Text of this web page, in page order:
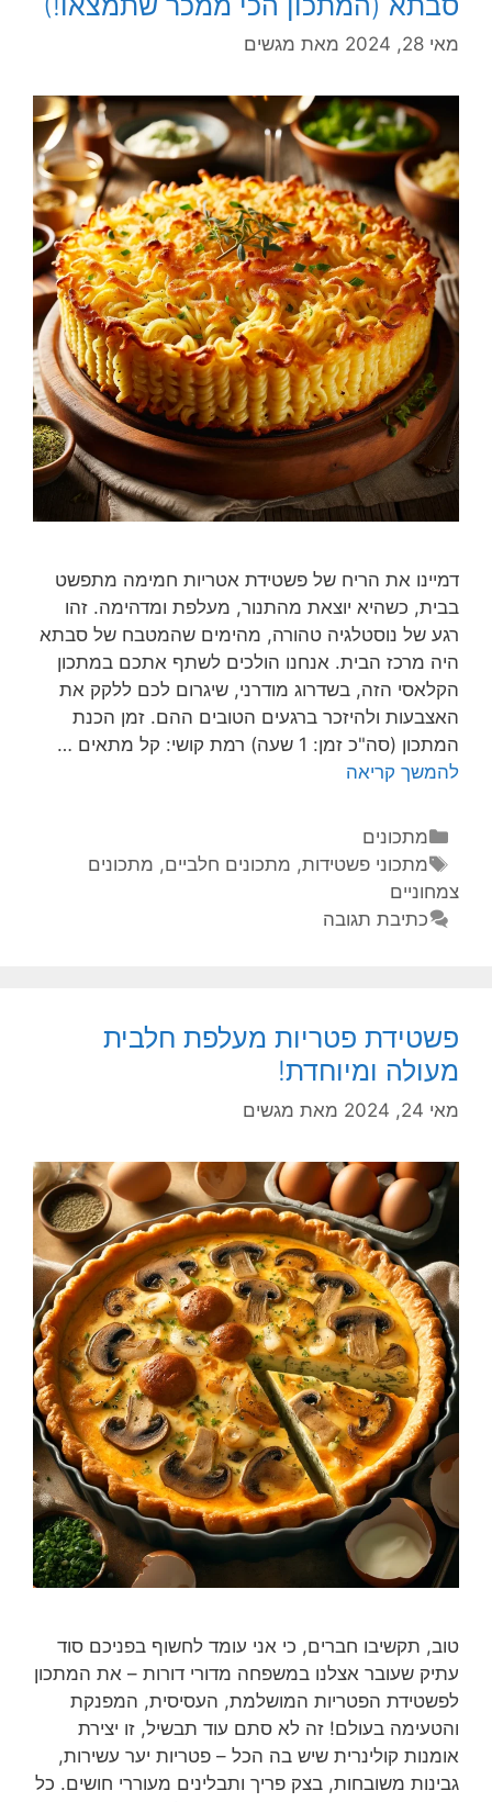
מאי 28, 2024 מאת מגשים
דמיינו את הריח של פשטידת אטריות חמימה מתפשט
בבית, כשהיא יוצאת מהתנור, מעלפת ומדהימה. זהו
רגע של נוסטלגיה טהורה, מהימים שהמטבח של סבתא
היה מרכז הבית. אנחנו הולכים לשתף אתכם במתכון
הקלאסי הזה, בשדרוג מודרני, שיגרום לכם ללקק את
האצבעות ולהיזכר ברגעים הטובים ההם. זמן הכנת
המתכון (סה"כ זמן: 1 שעה) רמת קושי: קל מתאים …
להמשך קריאה
מתכונים
מתכוני פשטידות, מתכונים חלביים, מתכונים
צמחוניים
כתיבת תגובה
פשטידת פטריות מעלפת חלבית
מעולה ומיוחדת!
מאי 24, 2024 מאת מגשים
טוב, תקשיבו חברים, כי אני עומד לחשוף בפניכם סוד
עתיק שעובר אצלנו במשפחה מדורי דורות – את המתכון
לפשטידת הפטריות המושלמת, העסיסית, המפנקת
והטעימה בעולם! זה לא סתם עוד תבשיל, זו יצירת
אומנות קולינרית שיש בה הכל – פטריות יער עשירות,
גבינות משובחות, בצק פריך ותבלינים מעוררי חושים. כל